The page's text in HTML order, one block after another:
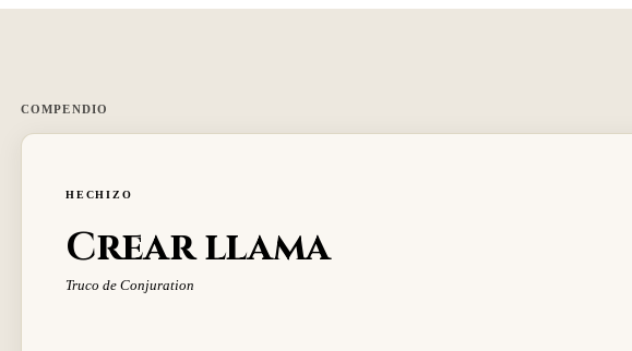
COMPENDIO
HECHIZO
Crear llama
Truco de Conjuration